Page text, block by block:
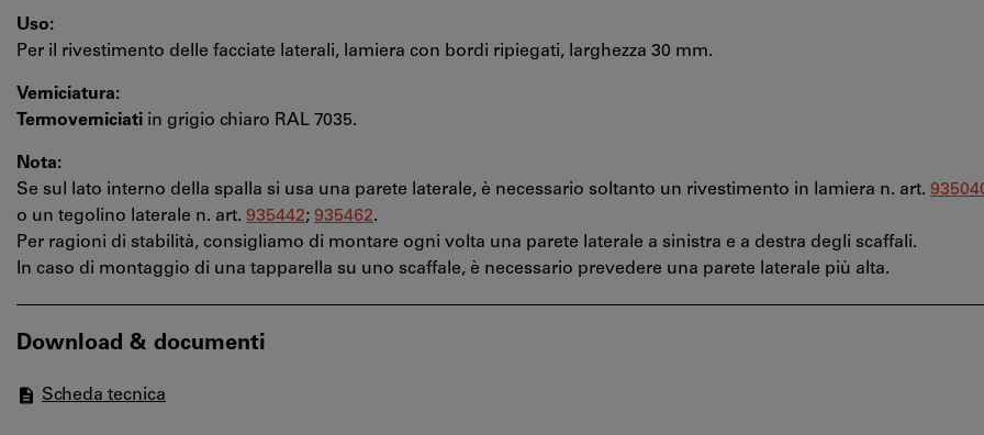
Uso:
Per il rivestimento delle facciate laterali, lamiera con bordi ripiegati, larghezza 30 mm.
Verniciatura:
Termoverniciati in grigio chiaro RAL 7035.
Nota:
Se sul lato interno della spalla si usa una parete laterale, è necessario soltanto un rivestimento in lamiera n. art.
o un tegolino laterale n. art. 935442; 935462.
Per ragioni di stabilità, consigliamo di montare ogni volta una parete laterale a sinistra e a destra degli scaffali.
In caso di montaggio di una tapparella su uno scaffale, è necessario prevedere una parete laterale più alta.
Download & documenti
Scheda tecnica